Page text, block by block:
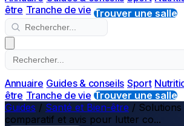
être Tranche de vie Trouver une salle
Annuaire Guides & conseils Sport
être Tranche de vie Trouver une salle
Guides / Santé et Bien-être /
comparatif et avis pour lutter co...